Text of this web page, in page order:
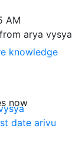
knowledge
now
AM
arya vysya
date arivu